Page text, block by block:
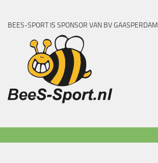
BEES-SPORT IS SPONSOR VAN BV GAASPERDAM